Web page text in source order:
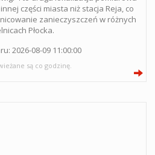
części miasta niż stacja Reja, co
zanieczyszczeń w różnych
Płocka.
2026-08-09 11:00:00
są co godzinę.